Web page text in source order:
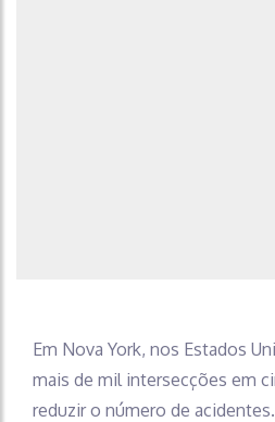
Em Nova York, nos Estados
mais de mil intersecções em
reduzir o número de